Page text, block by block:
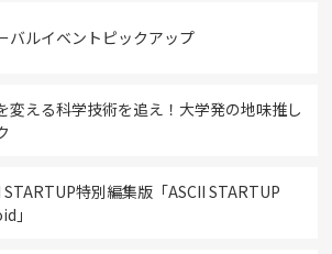
バルイベントピックアップ
変える科学技術を追え！大学発の地味推し
STARTUP特別編集版「ASCII STARTUP
」